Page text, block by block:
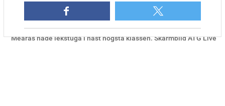
Maria Törnqvist och Dwight Pieters dubbla på V85, där Jackpot
Mearas hade lekstuga i näst högsta klassen. Skärmbild ATG Live